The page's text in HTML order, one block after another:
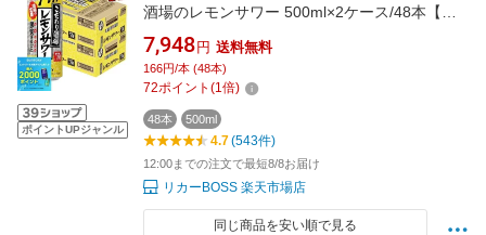
ポイントUPジャンル
酒場のレモンサワー 500ml×2ケース/48本【一
部地域送料無料対象外】
7,948 円 送料無料
166円/本 (48本)
72ポイント (1倍)
48本 500ml
4.7(543件)
12:00までの注文で最短8/8お届け
リカーBOSS 楽天市場店
同じ商品を安い順で見る